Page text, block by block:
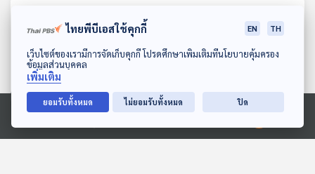
ดาวน์โหลด Thai PBS Podcast Application
Ⓒ 2020 องค์การกระจายเสียงและแพร่ภาพสาธารณะแห่งประเทศไทย
06:17 06:17
ไทยพีบีเอสใช้คุกกี้ EN TH
เว็บไซต์ของเรามีการจัดเก็บคุกกี้ โปรดศึกษาเพิ่มเติมที่นโยบายคุ้มครอง
ข้อมูลส่วนบุคคล
เพิ่มเติม
ยอมรับทั้งหมด ไม่ยอมรับทั้งหมด ปิด